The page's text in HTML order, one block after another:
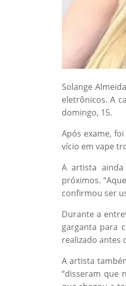
Solange
eletrônicos. A
domingo, 15.
Após exame,
vício em vape
A artista
próximos.
confirmou ser
Durante a
garganta para
realizado antes
A artista
“disseram que